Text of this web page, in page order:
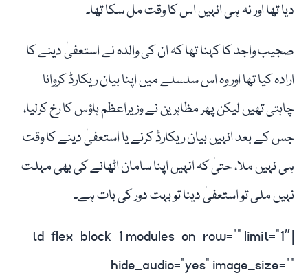
دیا تھا اور نہ ہی انہیں اس کا وقت مل سکا تھا۔
صجیب واجد کا کہنا تھا کہ ان کی والدہ نے استعفیٰ دینے کا
ارادہ کیا تھا اور وہ اس سلسلے میں اپنا بیان ریکارڈ کروانا
چاہتی تھیں لیکن پھر مظاہرین نے وزیراعظم ہاؤس کا رخ کرلیا،
جس کے بعد انہیں بیان ریکارڈ کرنے یا استعفیٰ دینے کا وقت
ہی نہیں ملا، حتیٰ کہ انہیں اپنا سامان اٹھانے کی بھی مہلت
نہیں ملی تو استعفیٰ دینا تو بہت دور کی بات ہے۔
[td_flex_block_1 modules_on_row=”” limit=”1″
hide_audio=”yes” image_size=””